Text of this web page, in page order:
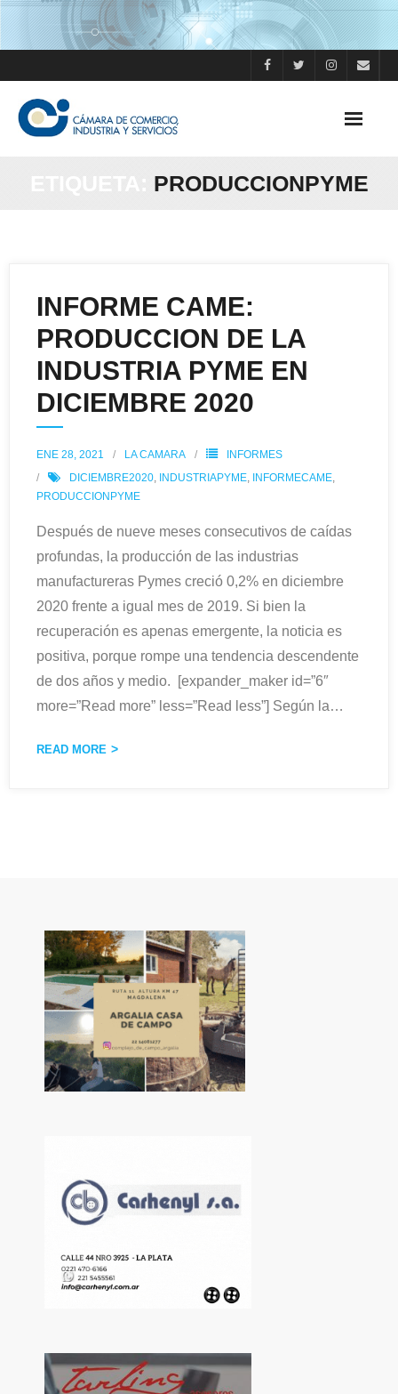
Skip
ETIQUETA: PRODUCCIONPYME
INFORME CAME:
PRODUCCION DE LA
INDUSTRIA PYME EN
DICIEMBRE 2020
ENE 28, 2021 LA CAMARA
INFORMES
DICIEMBRE2020, INDUSTRIAPYME, INFORMECAME,
PRODUCCIONPYME
Después de nueve meses consecutivos de caídas
profundas, la producción de las industrias
manufactureras Pymes creció 0,2% en diciembre
2020 frente a igual mes de 2019. Si bien la
recuperación es apenas emergente, la noticia es
positiva, porque rompe una tendencia descendente
de dos años y medio. [expander_maker id=”6″
more=”Read more” less=”Read less”] Según la…
READ MORE